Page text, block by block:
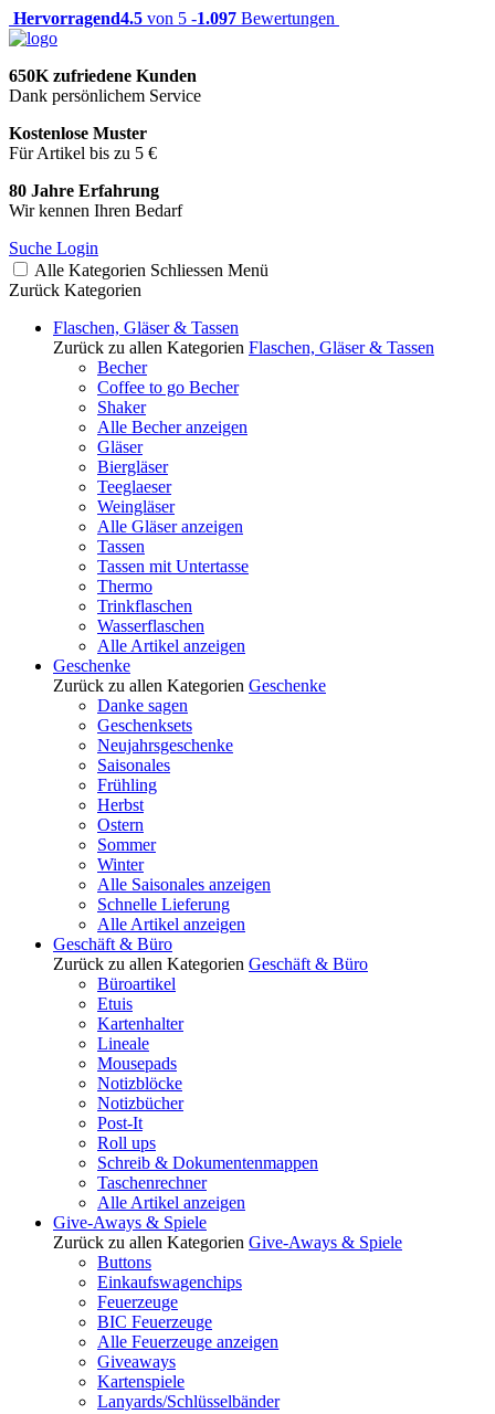
Hervorragend4.5 von 5 -1.097 Bewertungen
650K zufriedene Kunden
Dank persönlichem Service
Kostenlose Muster
Für Artikel bis zu 5 €
80 Jahre Erfahrung
Wir kennen Ihren Bedarf
Suche Login
Alle Kategorien Schliessen Menü
Zurück Kategorien
Flaschen, Gläser & Tassen
Zurück zu allen Kategorien Flaschen, Gläser & Tassen
Becher
Coffee to go Becher
Shaker
Alle Becher anzeigen
Gläser
Biergläser
Teeglaeser
Weingläser
Alle Gläser anzeigen
Tassen
Tassen mit Untertasse
Thermo
Trinkflaschen
Wasserflaschen
Alle Artikel anzeigen
Geschenke
Zurück zu allen Kategorien Geschenke
Danke sagen
Geschenksets
Neujahrsgeschenke
Saisonales
Frühling
Herbst
Ostern
Sommer
Winter
Alle Saisonales anzeigen
Schnelle Lieferung
Alle Artikel anzeigen
Geschäft & Büro
Zurück zu allen Kategorien Geschäft & Büro
Büroartikel
Etuis
Kartenhalter
Lineale
Mousepads
Notizblöcke
Notizbücher
Post-It
Roll ups
Schreib & Dokumentenmappen
Taschenrechner
Alle Artikel anzeigen
Give-Aways & Spiele
Zurück zu allen Kategorien Give-Aways & Spiele
Buttons
Einkaufswagenchips
Feuerzeuge
BIC Feuerzeuge
Alle Feuerzeuge anzeigen
Giveaways
Kartenspiele
Lanyards/Schlüsselbänder